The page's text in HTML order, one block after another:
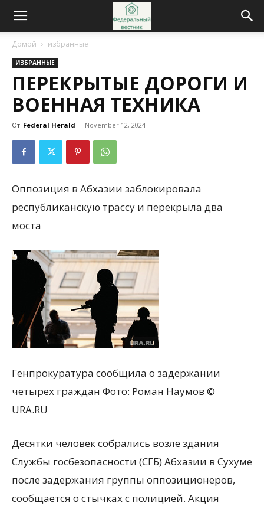
Домой избранные
ИЗБРАННЫЕ
ПЕРЕКРЫТЫЕ ДОРОГИ И
ВОЕННАЯ ТЕХНИКА
От Federal Herald - November 12, 2024
Оппозиция в Абхазии заблокировала
республиканскую трассу и перекрыла два
моста
Генпрокуратура сообщила о задержании
четырех граждан Фото: Роман Наумов ©
URA.RU
Десятки человек собрались возле здания
Службы госбезопасности (СГБ) Абхазии в Сухуме
после задержания группы оппозиционеров,
сообщается о стычках с полицией. Акция